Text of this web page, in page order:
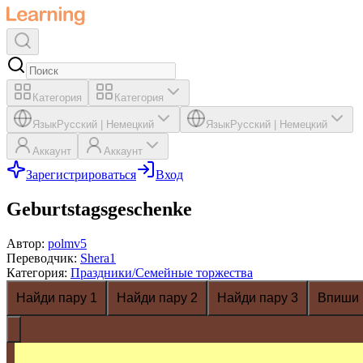
Категория Категория
ЯзыкРусский Немецкий ЯзыкРусский Немецкий
Аккаунт Аккаунт
Зарегистрироваться Вход
Geburtstagsgeschenke
Автор: polmv5
Переводчик: Shera1
Категория: Праздники/Семейные торжества
Найди пару 1
Найди пару 2 Найди пару 3 Впиши